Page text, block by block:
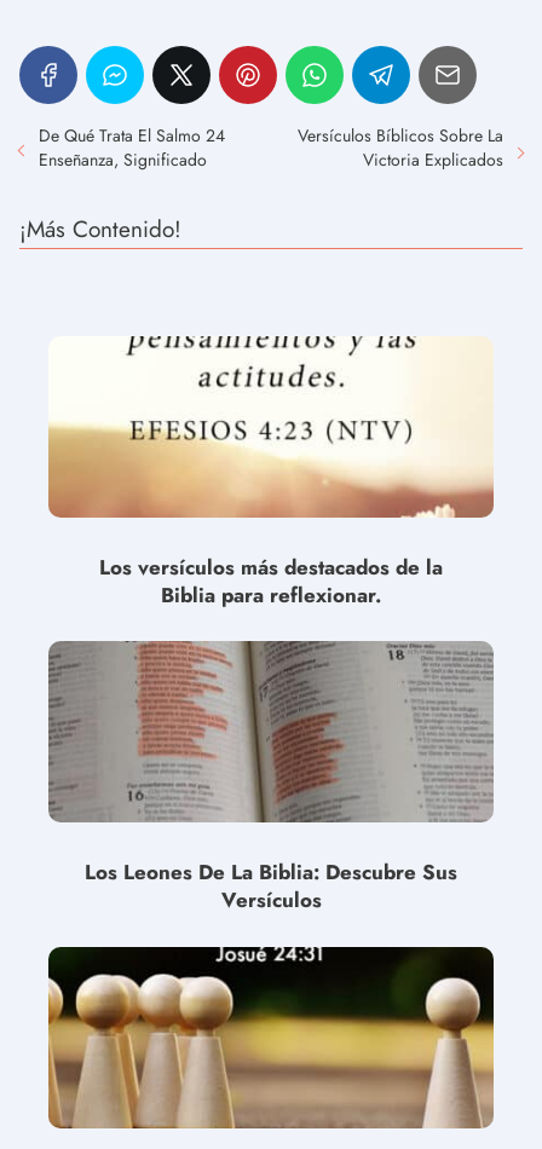
De Qué Trata El Salmo 24
Enseñanza, Significado
Versículos Bíblicos Sobre La
Victoria Explicados
¡Más Contenido!
Los versículos más destacados de la
Biblia para reflexionar.
Los Leones De La Biblia: Descubre Sus
Versículos